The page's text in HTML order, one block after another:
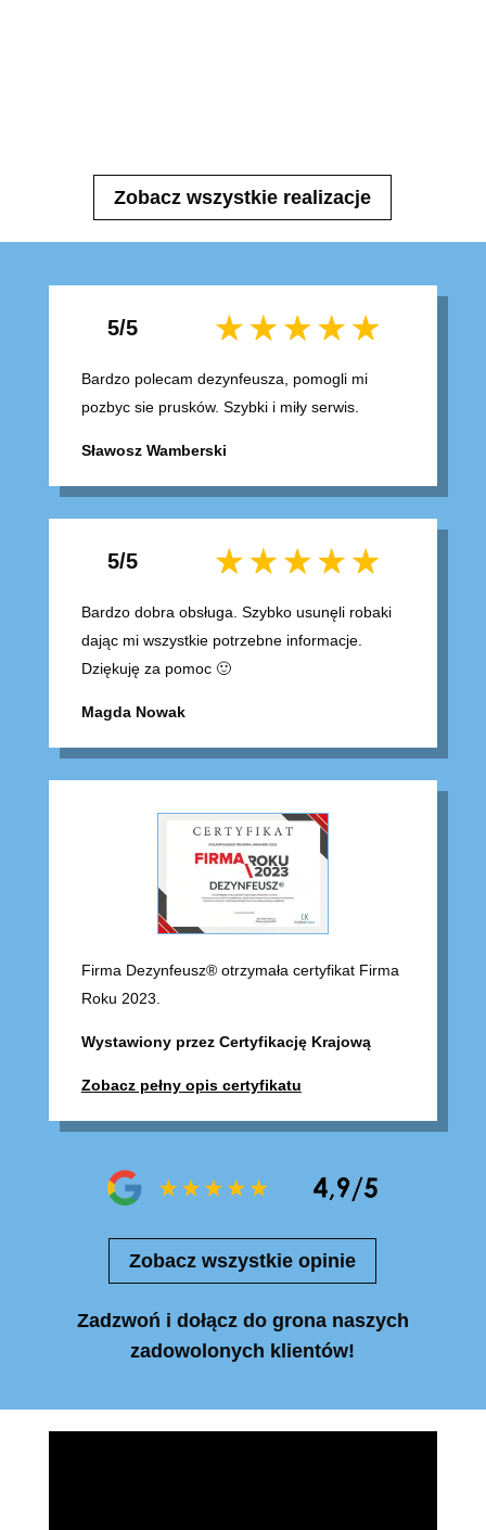
Zobacz wszystkie realizacje
5/5
Bardzo polecam dezynfeusza, pomogli mi
pozbyc sie prusków. Szybki i miły serwis.
Sławosz Wamberski
5/5
Bardzo dobra obsługa. Szybko usunęli robaki
dając mi wszystkie potrzebne informacje.
Dziękuję za pomoc 🙂
Magda Nowak
Firma Dezynfeusz® otrzymała certyfikat Firma
Roku 2023.
Wystawiony przez Certyfikację Krajową
Zobacz pełny opis certyfikatu
Zobacz wszystkie opinie
Zadzwoń i dołącz do grona naszych
zadowolonych klientów!